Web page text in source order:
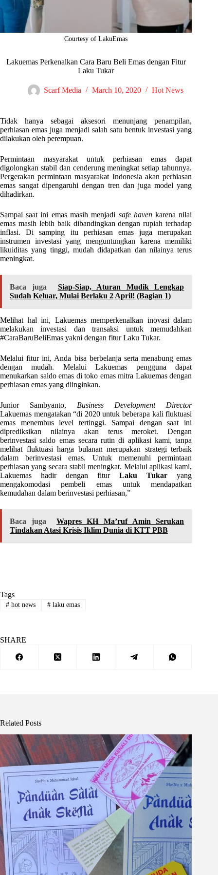
Courtesy of LakuEmas
Lakuemas Perkenalkan Cara Baru Beli Emas dengan Fitur
Laku Tukar
Scarf Media March 10, 2020 Hot News
Tidak hanya sebagai aksesori menunjang penampilan,
perhiasan emas juga menjadi salah satu bentuk investasi yang
dilakukan oleh perempuan.
Permintaan masyarakat untuk perhiasan emas dapat
digolongkan stabil dan cenderung meningkat setiap tahunnya.
Pergerakan permintaan masyarakat Indonesia akan perhiasan
emas sangat dipengaruhi dengan tren dan juga model yang
dihadirkan.
Sampai saat ini emas masih menjadi safe haven karena nilai
emas masih lebih baik dibandingkan dengan rupiah terhadap
inflasi. Di samping itu perhiasan emas juga merupakan
instrumen investasi yang menguntungkan karena memiliki
likuiditas yang tinggi, mudah didapatkan dan nilainya terus
meningkat.
Baca juga
Siap-Siap, Aturan Mudik Lengkap
Sudah Keluar, Mulai Berlaku 2 April! (Bagian 1)
Melihat hal ini, Lakuemas memperkenalkan inovasi dalam
melakukan investasi dan transaksi untuk memudahkan
#CaraBaruBeliEmas yakni dengan fitur Laku Tukar.
Melalui fitur ini, Anda bisa berbelanja serta menabung emas
dengan mudah. Melalui Lakuemas pengguna dapat
menukarkan saldo emas di toko emas mitra Lakuemas dengan
perhiasan emas yang diinginkan.
Junior Sambyanto, Business Development Director
Lakuemas mengatakan “di 2020 untuk beberapa kali fluktuasi
emas menembus level tertinggi. Sampai dengan saat ini
diprediksikan nilainya akan terus meroket. Dengan
berinvestasi saldo emas secara rutin di aplikasi kami, tanpa
melihat fluktuasi harga bulanan merupakan strategi terbaik
dalam berinvestasi emas. Untuk memenuhi permintaan
perhiasan yang secara stabil meningkat. Melalui aplikasi kami,
Lakuemas hadir dengan fiturLaku Tukar yang
mengakomodasi pembeli emas untuk mendapatkan
kemudahan dalam berinvestasi perhiasan,”
Baca juga
Wapres KH Ma’ruf Amin Serukan
Tindakan Atasi Krisis Iklim Dunia di KTT PBB
Tags
#hot news #laku emas
SHARE
Related Posts